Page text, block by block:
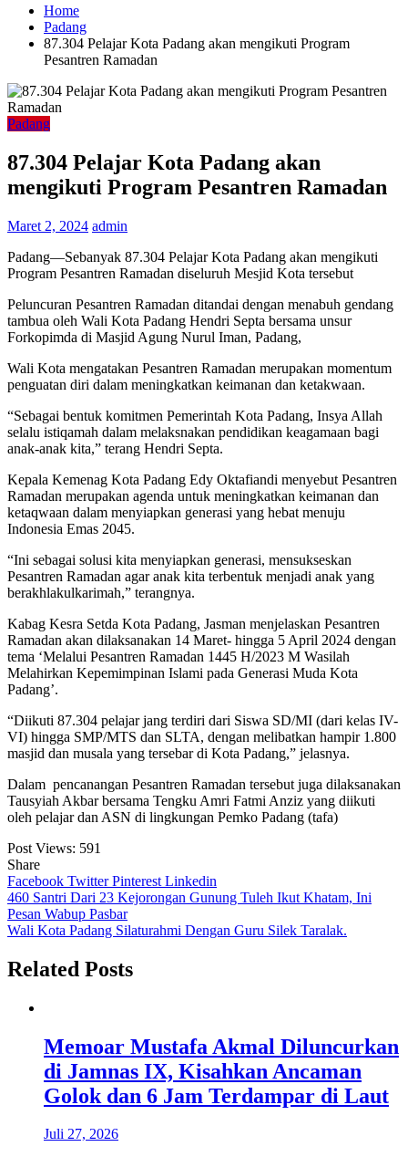
Home
Padang
87.304 Pelajar Kota Padang akan mengikuti Program
Pesantren Ramadan
Padang
87.304 Pelajar Kota Padang akan
mengikuti Program Pesantren Ramadan
Maret 2, 2024 admin
Padang—Sebanyak 87.304 Pelajar Kota Padang akan mengikuti
Program Pesantren Ramadan diseluruh Mesjid Kota tersebut
Peluncuran Pesantren Ramadan ditandai dengan menabuh gendang
tambua oleh Wali Kota Padang Hendri Septa bersama unsur
Forkopimda di Masjid Agung Nurul Iman, Padang,
Wali Kota mengatakan Pesantren Ramadan merupakan momentum
penguatan diri dalam meningkatkan keimanan dan ketakwaan.
“Sebagai bentuk komitmen Pemerintah Kota Padang, Insya Allah
selalu istiqamah dalam melaksnakan pendidikan keagamaan bagi
anak-anak kita,” terang Hendri Septa.
Kepala Kemenag Kota Padang Edy Oktafiandi menyebut Pesantren
Ramadan merupakan agenda untuk meningkatkan keimanan dan
ketaqwaan dalam menyiapkan generasi yang hebat menuju
Indonesia Emas 2045.
“Ini sebagai solusi kita menyiapkan generasi, mensukseskan
Pesantren Ramadan agar anak kita terbentuk menjadi anak yang
berakhlakulkarimah,” terangnya.
Kabag Kesra Setda Kota Padang, Jasman menjelaskan Pesantren
Ramadan akan dilaksanakan 14 Maret- hingga 5 April 2024 dengan
tema ‘Melalui Pesantren Ramadan 1445 H/2023 M Wasilah
Melahirkan Kepemimpinan Islami pada Generasi Muda Kota
Padang’.
“Diikuti 87.304 pelajar jang terdiri dari Siswa SD/MI (dari kelas IV-
VI) hingga SMP/MTS dan SLTA, dengan melibatkan hampir 1.800
masjid dan musala yang tersebar di Kota Padang,” jelasnya.
Dalam pencanangan Pesantren Ramadan tersebut juga dilaksanakan
Tausyiah Akbar bersama Tengku Amri Fatmi Anziz yang diikuti
oleh pelajar dan ASN di lingkungan Pemko Padang (tafa)
Post Views: 591
Share
Facebook TwitterPinterest Linkedin
Navigasi
pos
460 Santri Dari 23 Kejorongan Gunung Tuleh Ikut Khatam, Ini
Pesan Wabup Pasbar
Wali Kota Padang Silaturahmi Dengan Guru Silek Taralak.
Related Posts
Memoar Mustafa Akmal Diluncurkan
di Jamnas IX, Kisahkan Ancaman
Golok dan 6 Jam Terdampar di Laut
Juli 27, 2026